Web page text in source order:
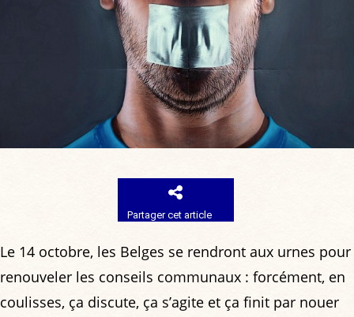
Partager cet article
Le 14 octobre, les Belges se rendront aux urnes pour
renouveler les conseils communaux : forcément, en
coulisses, ça discute, ça s’agite et ça finit par nouer